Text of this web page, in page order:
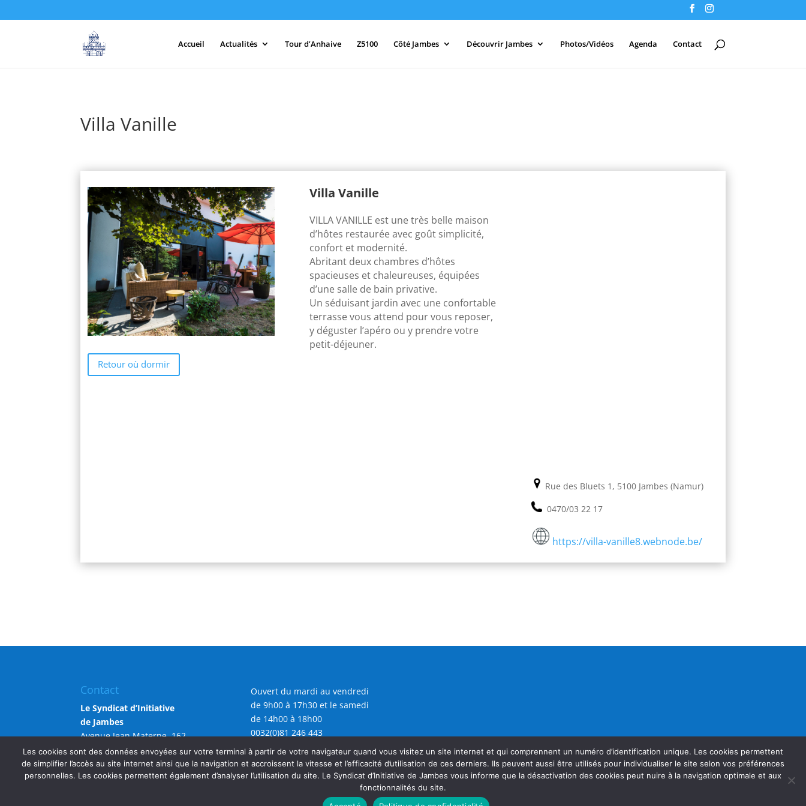
Accueil Actualités Tour d’Anhaive Z5100 Côté Jambes Découvrir Jambes Photos/Vidéos Agenda Contact
Villa Vanille
Retour où dormir
Villa Vanille
VILLA VANILLE est une très belle maison
d’hôtes restaurée avec goût simplicité,
confort et modernité.
Abritant deux chambres d’hôtes
spacieuses et chaleureuses, équipées
d’une salle de bain privative.
Un séduisant jardin avec une confortable
terrasse vous attend pour vous reposer,
y déguster l’apéro ou y prendre votre
petit-déjeuner.
Rue des Bluets 1, 5100 Jambes (Namur)
0470/03 22 17
https://villa-vanille8.webnode.be/
Contact
Le Syndicat d’Initiative
de Jambes
Avenue Jean Materne, 162
5100 Namur (Jambes)
Ouvert du mardi au vendredi
de 9h00 à 17h30 et le samedi
de 14h00 à 18h00
0032(0)81 246 443
info@sijambes.be
Les cookies sont des données envoyées sur votre terminal à partir de votre navigateur quand vous visitez un site internet et qui comprennent un numéro d’identification unique. Les cookies permettent
de simplifier l’accès au site internet ainsi que la navigation et accroissent la vitesse et l’efficacité d’utilisation de ces derniers. Ils peuvent aussi être utilisés pour individualiser le site selon vos préférences
personnelles. Les cookies permettent également d’analyser l’utilisation du site. Le Syndicat d’Initiative de Jambes vous informe que la désactivation des cookies peut nuire à la navigation optimale et aux
fonctionnalités du site.